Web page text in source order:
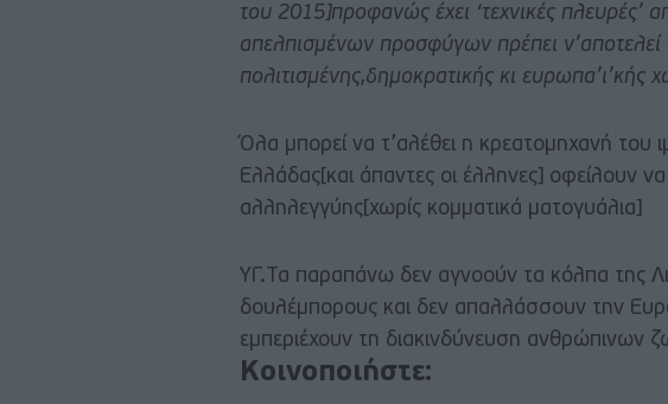
του 2015]προφανώς έχει ‘τεχνικές
απελπισμένων προσφύγων πρέπει
πολιτισμένης,δημοκρατικής κι ευρωπα’ι’κής
Όλα μπορεί να τ’αλέθει η κρεατομηχανή του
Ελλάδας[και άπαντες οι έλληνες] οφείλουν
αλληλεγγύης[χωρίς κομματικά ματογυάλια]
ΥΓ.Τα παραπάνω δεν αγνοούν τα κόλπα της
δουλέμπορους και δεν απαλλάσσουν την
εμπεριέχουν τη διακινδύνευση ανθρώπινων
Κοινοποιήστε: